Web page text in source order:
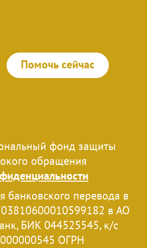
Помочь сейчас
фонд защиты
обращения
банковского перевода в
в АО
БИК 044525545, к/с
ОГРН